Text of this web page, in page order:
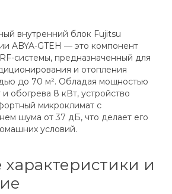
внутренний блок Fujitsu
ABYA-GTEH — это компонент
системы, предназначенный для
и отопления
до 70 м². Обладая мощностью
обогрева 8 кВт, устройство
микроклимат с
шума от 37 дБ, что делает его
условий.
и